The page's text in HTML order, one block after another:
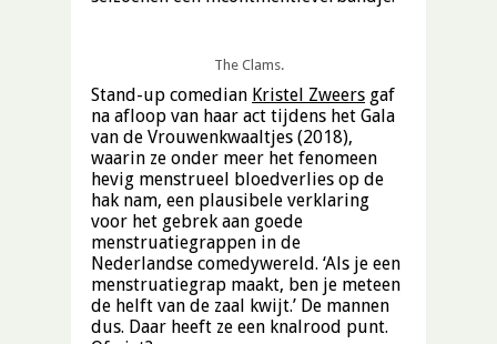
The Clams.
Stand-up comedian Kristel Zweers gaf
na afloop van haar act tijdens het Gala
van de Vrouwenkwaaltjes (2018),
waarin ze onder meer het fenomeen
hevig menstrueel bloedverlies op de
hak nam, een plausibele verklaring
voor het gebrek aan goede
menstruatiegrappen in de
Nederlandse comedywereld. ‘Als je een
menstruatiegrap maakt, ben je meteen
de helft van de zaal kwijt.’ De mannen
dus. Daar heeft ze een knalrood punt.